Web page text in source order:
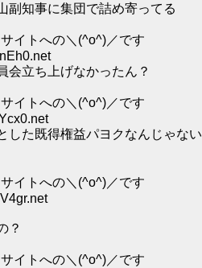
副知事に集団で詰め寄ってる
イトへの＼(^o^)／です
会立ち上げなかったん？
イトへの＼(^o^)／です
した既得権益パヨクなんじゃない
イトへの＼(^o^)／です
？
イトへの＼(^o^)／です